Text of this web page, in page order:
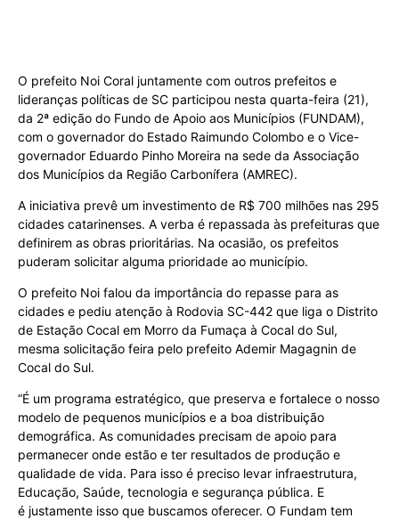
O prefeito Noi Coral juntamente com outros prefeitos e
lideranças políticas de SC participou nesta quarta-feira (21),
da 2ª edição do Fundo de Apoio aos Municípios (FUNDAM),
com o governador do Estado Raimundo Colombo e o Vice-
governador Eduardo Pinho Moreira na sede da Associação
dos Municípios da Região Carbonífera (AMREC).
A iniciativa prevê um investimento de R$ 700 milhões nas 295
cidades catarinenses. A verba é repassada às prefeituras que
definirem as obras prioritárias. Na ocasião, os prefeitos
puderam solicitar alguma prioridade ao município.
O prefeito Noi falou da importância do repasse para as
cidades e pediu atenção à Rodovia SC-442 que liga o Distrito
de Estação Cocal em Morro da Fumaça à Cocal do Sul,
mesma solicitação feira pelo prefeito Ademir Magagnin de
Cocal do Sul.
“É um programa estratégico, que preserva e fortalece o nosso
modelo de pequenos municípios e a boa distribuição
demográfica. As comunidades precisam de apoio para
permanecer onde estão e ter resultados de produção e
qualidade de vida. Para isso é preciso levar infraestrutura,
Educação, Saúde, tecnologia e segurança pública. E
é justamente isso que buscamos oferecer. O Fundam tem